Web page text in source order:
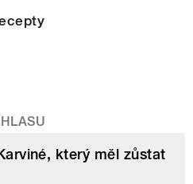
který měl zůstat